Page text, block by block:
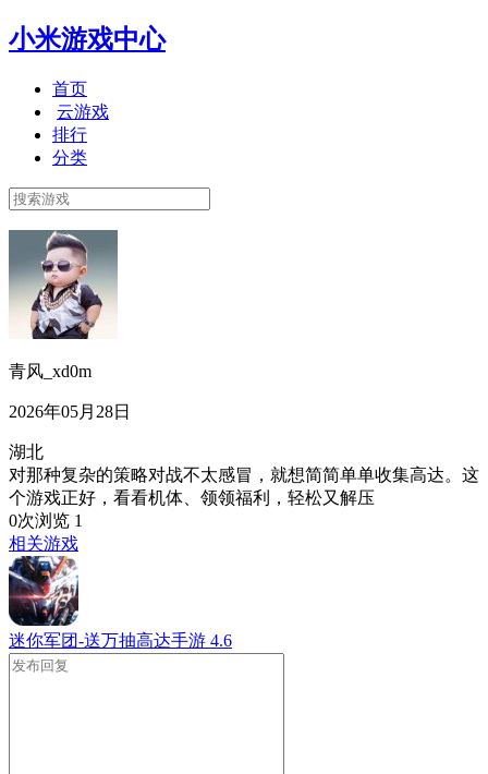
小米游戏中心
首页
云游戏
排行
分类
青风_xd0m
2026年05月28日
湖北
对那种复杂的策略对战不太感冒，就想简简单单收集高达。这
个游戏正好，看看机体、领领福利，轻松又解压
0次浏览 1
相关游戏
迷你军团-送万抽高达手游 4.6